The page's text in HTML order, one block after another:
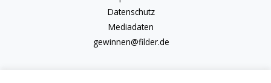
Datenschutz
Mediadaten
gewinnen@filder.de